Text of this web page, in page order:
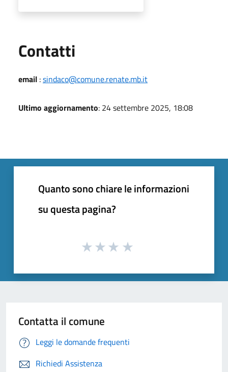
Contatti
email :sindaco@comune.renate.mb.it
Ultimo aggiornamento: 24 settembre 2025, 18:08
Quanto sono chiare le informazioni
su questa pagina?
Contatta il comune
Leggi le domande frequenti
Richiedi Assistenza